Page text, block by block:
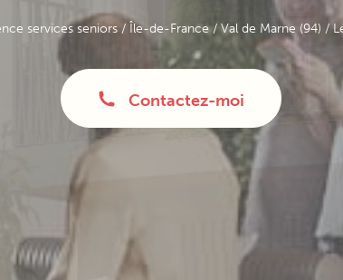
services seniors / Île-de-France /Val de Marne (94) /
Contactez-moi